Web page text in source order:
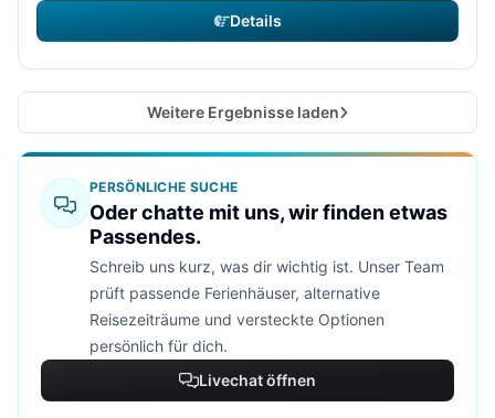
Details
Weitere Ergebnisse laden
PERSÖNLICHE SUCHE
Oder chatte mit uns, wir finden etwas
Passendes.
Schreib uns kurz, was dir wichtig ist. Unser Team
prüft passende Ferienhäuser, alternative
Reisezeiträume und versteckte Optionen
persönlich für dich.
Livechat öffnen